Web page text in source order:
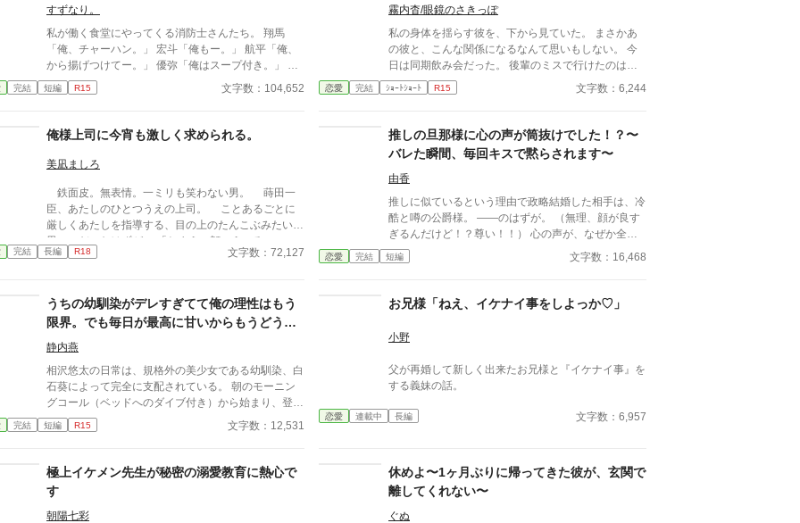
すずなり。
私が働く食堂にやってくる消防士さんたち。 翔馬
「俺、チャーハン。」 宏斗「俺もー。」 航平「俺、
から揚げつけてー。」 優弥「俺はスープ付き。」 み
んなガタイがよく、男前。 ひなた「はーいっ。ちょ
っと待ってくださいねーっ。」 慌ただしい昼時を過
なきゃいけないところがある。 ひなた「すみませー
ん、子供のお迎えにきましたー。」 保育園に迎えに
行かなきゃいけない子、『太陽』。 私は子供と一緒
ーーー 翔馬「おいおい嘘だろ？」 宏斗「子供・・・
いたんだ・・。」 航平「いくつん時の子だ
よ・・・・。」 優弥「マジか・・・。」 消防署で開
かれたお祭りに連れて行った太陽。 太陽の存在を知
った一人の消防士さんが・・・私に言った。 「俺は
覚悟しとけよ？」 ※お話に出てくる内容は、全て想
像の世界です。現実世界とは何ら関係ありません。
メンタルが薄氷なもので・・・すみません。 言葉も
足りませんが読んでいただけたら幸いです。 楽しん
でいただけたら嬉しく思います。
完結 短編 R15 文字数：104,652
霧内杳/眼鏡のさきっぽ
私の身体を揺らす彼を、下から見ていた。 まさかあ
の彼と、こんな関係になるなんて思いもしない。 今
日は同期飲み会だった。 後輩のミスで行けたのは本
当に最後。 飲み足りないという私に彼は付き合って
くれた。 彼とは入社当時、部署は違ったが同じ仕事
きだったんだと思う。 けれど仕事で負けたくないな
んて私のちっぽけなプライドのせいで、その一線は越
えられなかった。 でも、あれから変わった私な
ら……。 ****** 2021/05/29 公開 ****** 表紙 いも
こは妹pixivID:11163077
恋愛 完結 ｼｮｰﾄｼｮｰﾄ R15 文字数：6,244
俺様上司に今宵も激しく求められる。
美凪ましろ
鉄面皮。無表情。一ミリも笑わない男。 蒔田一
臣、あたしのひとつうえの上司。 ことあるごとに
厳しくあたしを指導する、目の上のたんこぶみたいな
男――だったはずが。 「おまえの顔、えっろい」
神様仏様どうしてあたしはこの男に今宵も激しく愛し
恋物語。 ＊＊2026.01.02start～2026.01.17end＊＊
◆エブリスタ様にも掲載。人気沸騰中です！ https://e
完結 長編 R18 文字数：72,127
推しの旦那様に心の声が筒抜けでした！？〜
バレた瞬間、毎回キスで黙らされます〜
由香
推しに似ているという理由で政略結婚した相手は、冷
酷と噂の公爵様。 ――のはずが。 （無理、顔が良す
ぎるんだけど！？尊い！！） 心の声が、なぜか全部
本人に聞こえていた。 必死に取り繕うも時すでに遅
し。 暴走する脳内実況を止めるたび、旦那様はなぜ
い」 いや全然よくないです！！むしろ悪化してま
がしい新婚生活、開幕。
恋愛 完結 短編 文字数：16,468
うちの幼馴染がデレすぎてて俺の理性はもう
限界。でも毎日が最高に甘いからもうどうで
もいいや
静内燕
相沢悠太の日常は、規格外の美少女である幼馴染、白
石葵によって完全に支配されている。 朝のモーニン
グコール（ベッドへのダイブ付き）から始まり、登校
中の腕組み、そして「あーん」が義務付けられた手作
り弁当。誰もが羨むラブラブっぷりだが、悠太はこれ
「ゆーたは私の運命の相手なんだもん！」と、葵のデ
レデレは今日も過剰の一途。周囲の冷やかしや、葵を
狙う男子生徒のプレッシャーが高まる中、悠太の**
「幼馴染フィルター」**はついに限界を迎える。 この
完結 短編 R15 文字数：12,531
お兄様「ねえ、イケナイ事をしよっか♡」
小野
父が再婚して新しく出来たお兄様と『イケナイ事』を
する義妹の話。
恋愛 連載中 長編 文字数：6,957
極上イケメン先生が秘密の溺愛教育に熱心で
す
朝陽七彩
休めよ〜1ヶ月ぶりに帰ってきた彼が、玄関で
離してくれない〜
ぐぬ